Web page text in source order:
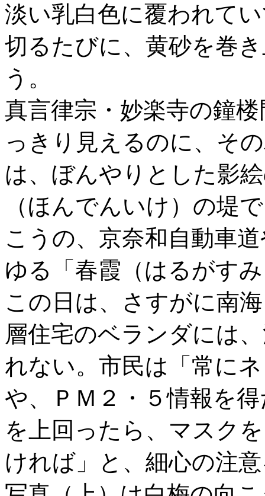
淡い乳白色に覆われて
切るたびに、黄砂を巻
う。
真言律宗・妙楽寺の鐘
っきり見えるのに、そ
は、ぼんやりとした影
（ほんでんいけ）の堤
こうの、京奈和自動車
ゆる「春霞（はるがす
この日は、さすがに南
層住宅のベランダには
れない。市民は「常に
や、ＰＭ２・５情報を
を上回ったら、マスク
ければ」と、細心の注